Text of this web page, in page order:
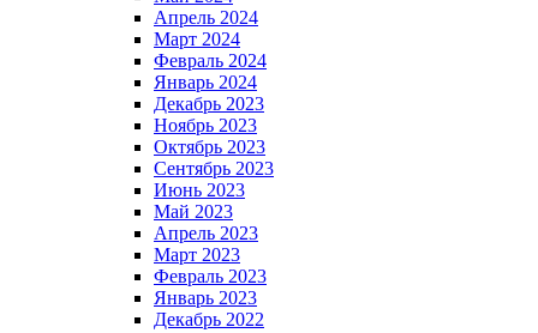
Апрель 2024
Март 2024
Февраль 2024
Январь 2024
Декабрь 2023
Ноябрь 2023
Октябрь 2023
Сентябрь 2023
Июнь 2023
Май 2023
Апрель 2023
Март 2023
Февраль 2023
Январь 2023
Декабрь 2022